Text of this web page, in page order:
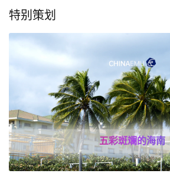
特别策划
五彩斑斓的海南